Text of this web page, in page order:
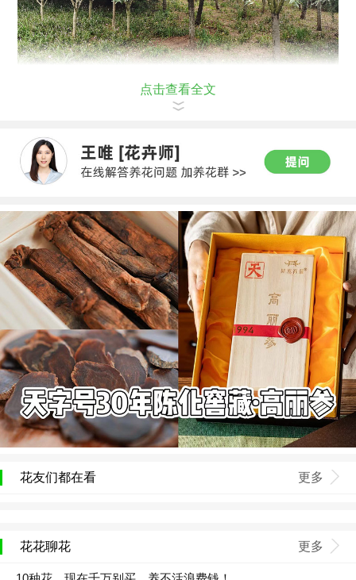
点击查看全文
花友们都在看 更多
花花聊花 更多